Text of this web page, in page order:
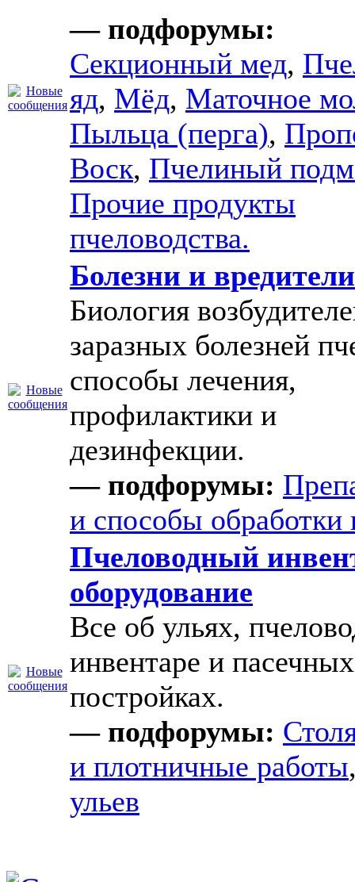
— подфорумы:
Секционный мед,
яд, Мёд, Маточное
Пыльца (перга),
Воск, Пчелиный
Прочие продукты
пчеловодства.
Болезни и
Биология
заразных болезней
способы лечения,
профилактики и
дезинфекции.
— подфорумы:
и способы обработки
Пчеловодный
оборудование
Все об ульях,
инвентаре и пасечных
постройках.
— подфорумы:
и плотничные работы
ульев